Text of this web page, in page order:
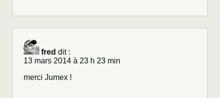
fred dit :
13 mars 2014 à 23 h 23 min
merci Jumex !